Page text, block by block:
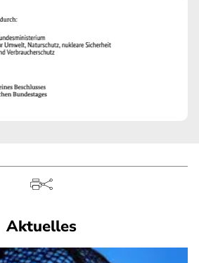
Aktuelles